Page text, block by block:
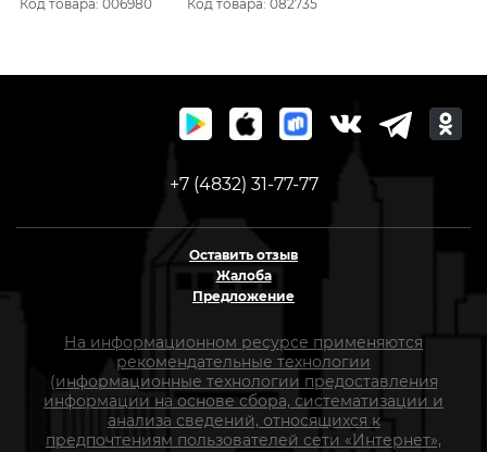
Код товара: 006980 Код товара: 082735
+7 (4832) 31-77-77
Оставить отзыв
Жалоба
Предложение
На информационном ресурсе применяются
рекомендательные технологии
(информационные технологии предоставления
информации на основе сбора, систематизации и
анализа сведений, относящихся к
предпочтениям пользователей сети «Интернет»,